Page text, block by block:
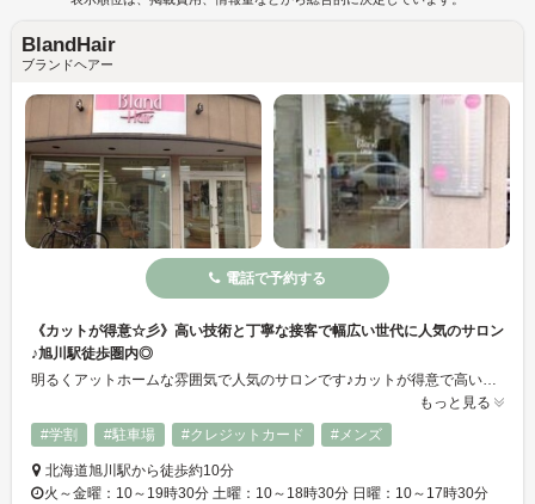
BlandHair
ブランドヘアー
電話で予約する
《カットが得意☆彡》高い技術と丁寧な接客で幅広い世代に人気のサロン
♪旭川駅徒歩圏内◎
明るくアットホームな雰囲気で人気のサロンです♪カットが得意で高いクオリティからお客様からも好評です！幅広い年齢層から絶大なる支持を受けております！！旭川駅からも徒歩圏内で通いやすい◎カット／カラー／パーマ／トリートメント等、一人一人に合わせたスタイリングをご提供します！皆様のご来店心よりお待ちしております☆
もっと見る
#学割
#駐車場 #クレジットカード #メンズ
北海道旭川駅から徒歩約10分
火～金曜：10～19時30分 土曜：10～18時30分 日曜：10～17時30分